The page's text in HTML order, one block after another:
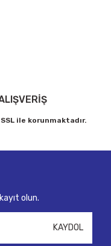
ile korunmaktadır.
olun.
KAYDOL